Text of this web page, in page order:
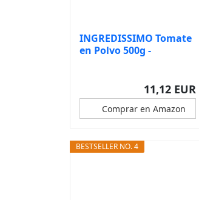
INGREDISSIMO Tomate
en Polvo 500g -
11,12 EUR
Comprar en Amazon
BESTSELLER NO. 4